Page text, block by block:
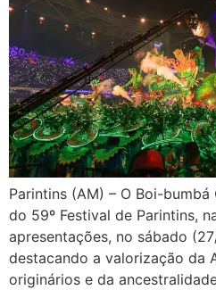
Parintins (AM) – O Boi-
do 59º Festival de Parintins,
apresentações, no sábado
destacando a valorização da
originários e da